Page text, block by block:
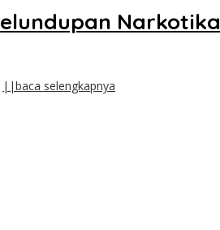
Narkotika
||baca selengkapnya